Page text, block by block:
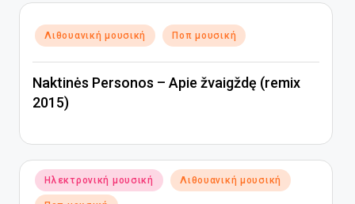
Αναρτήθηκε
σε
Λιθουανική μουσική Ποπ μουσική
Naktinės Personos – Apie žvaigždę (remix
2015)
Αναρτήθηκε
σε
Ηλεκτρονική μουσική Λιθουανική μουσική